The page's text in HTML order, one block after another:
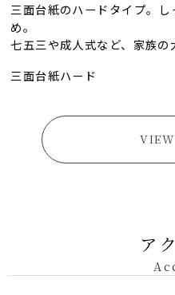
三面台紙のハードタイプ。
め。
七五三や成人式など、家族の
三面台紙ハード
ア